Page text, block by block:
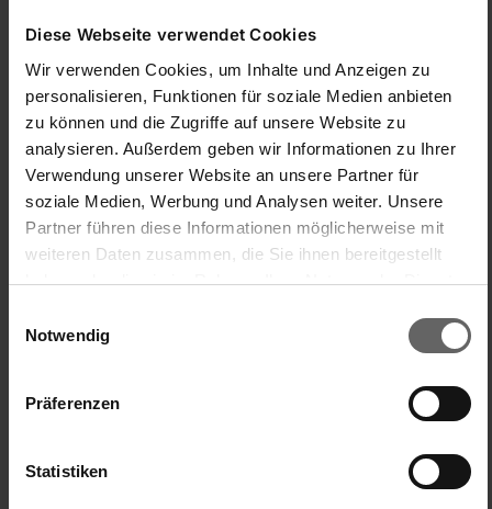
Diese Webseite verwendet Cookies
Wir verwenden Cookies, um Inhalte und Anzeigen zu
personalisieren, Funktionen für soziale Medien anbieten
zu können und die Zugriffe auf unsere Website zu
analysieren. Außerdem geben wir Informationen zu Ihrer
Verwendung unserer Website an unsere Partner für
soziale Medien, Werbung und Analysen weiter. Unsere
Partner führen diese Informationen möglicherweise mit
weiteren Daten zusammen, die Sie ihnen bereitgestellt
haben oder die sie im Rahmen Ihrer Nutzung der Dienste
Cookies, wenn Sie unsere Webseite weiterhin nutzen.
Notwendig
Präferenzen
Statistiken
Triene
Sehr zu empfehlen!
Bügelbrettbezug Perfect Steam S/M für
Dampfbügelstationen
Genau Passende Auflage, schnell anzubringen, Artikel genau
wie beschrieben.
Einfache Handhabung/Bedienung
1 5
Preis-/Leistungsverhältnis
1
5
vor 2 Jahren